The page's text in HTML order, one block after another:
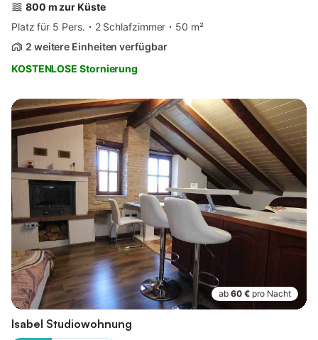
800 m zur Küste
Platz für 5 Pers.
2 Schlafzimmer
50 m²
2 weitere Einheiten verfügbar
KOSTENLOSE Stornierung
ab 60 € pro Nacht
Isabel Studiowohnung